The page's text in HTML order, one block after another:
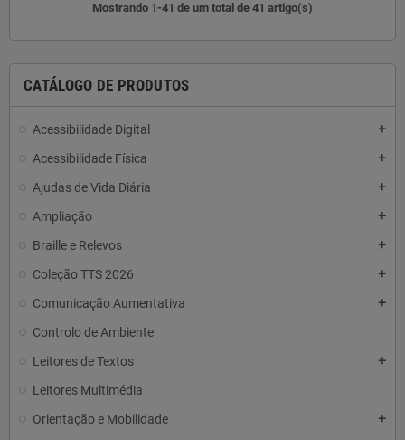
CATÁLOGO DE PRODUTOS
Acessibilidade Digital add
Acessibilidade Física add
Ajudas de Vida Diária add
Ampliação add
Braille e Relevos add
Coleção TTS 2026 add
Comunicação Aumentativa add
Controlo de Ambiente
Leitores de Textos
add
Leitores Multimédia
Orientação e Mobilidade
add
Mostrando 1-41 de um total de 41 artigo(s)